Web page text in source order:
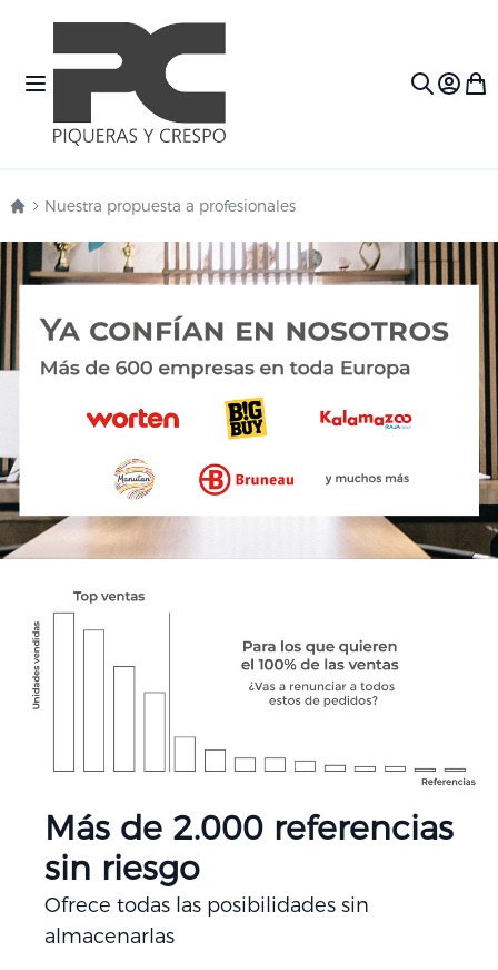
Toggle Nav Mi
Nuestra propuesta a profesionales
Más de 2.000 referencias
sin riesgo
Ofrece todas las posibilidades sin
almacenarlas